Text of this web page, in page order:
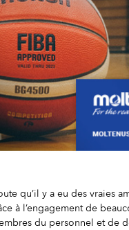
qu’il y a eu des vraies
à l’engagement de
du personnel et de